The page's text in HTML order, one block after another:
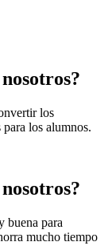
los
los alumnos.
buena para
mucho tiempo